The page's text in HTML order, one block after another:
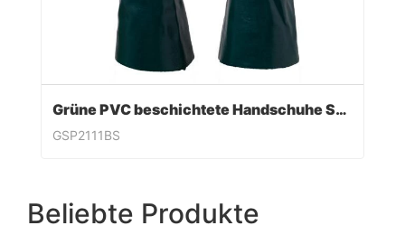
Grüne PVC beschichtete Handschuhe Sandy Finish
GSP2111BS
Beliebte Produkte